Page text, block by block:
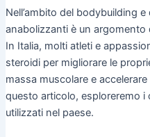
Nell’ambito del bodybuilding
anabolizzanti è un
In Italia, molti atleti e
steroidi per migliorare le
massa muscolare e
questo articolo, esploreremo i
utilizzati nel paese.